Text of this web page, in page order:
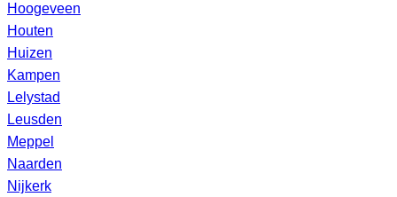
Hoogeveen
Houten
Huizen
Kampen
Lelystad
Leusden
Meppel
Naarden
Nijkerk